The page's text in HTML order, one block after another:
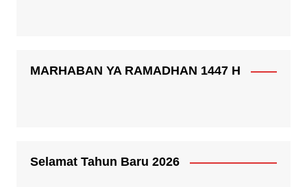
MARHABAN YA RAMADHAN 1447 H
Selamat Tahun Baru 2026